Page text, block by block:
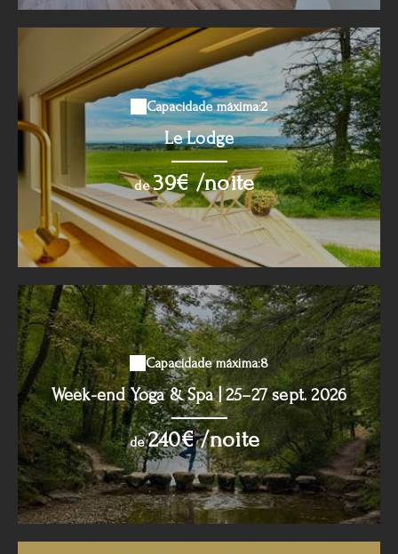
Capacidade máxima:2
Le Lodge
de39€ /noite
Capacidade máxima:8
Week-end Yoga & Spa | 25–27 sept. 2026
de240€ /noite